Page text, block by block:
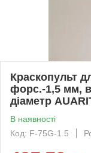
Краскопульт
форс.-1,5 мм,
діаметр
В наявності
Код: F-75G-1.5